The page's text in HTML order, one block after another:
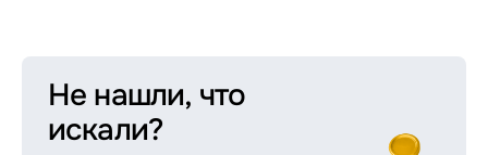
Не нашли, что
искали?